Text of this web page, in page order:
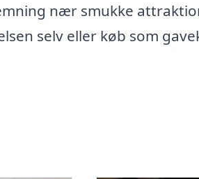
nær smukke
selv eller køb som